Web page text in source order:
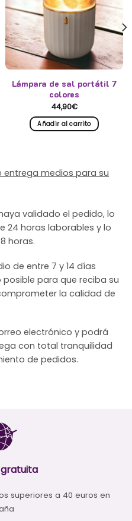
Lámpara de sal portátil 7
colores
44,90€
Añadir al carrito
entrega medios para su
validado el pedido, lo
24 horas laborables y lo
horas.
de entre 7 y 14 días
para que reciba su
la calidad de
electrónico y podrá
con total tranquilidad
de pedidos.
superiores a 40 euros en